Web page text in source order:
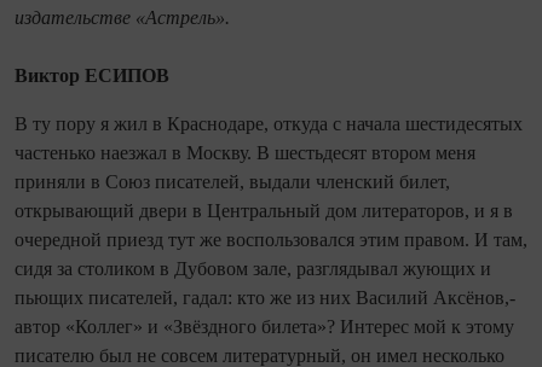
издательстве «Астрель».
Виктор ЕСИПОВ
В ту пору я жил в Краснодаре, откуда с начала шестидесятых
частенько наезжал в Москву. В шестьдесят втором меня
приняли в Союз писателей, выдали членский билет,
открывающий двери в Центральный дом литераторов, и я в
очередной приезд тут же воспользовался этим правом. И там,
сидя за столиком в Дубовом зале, разглядывал жующих и
пьющих писателей, гадал: кто же из них Василий Аксёнов,-
автор «Коллег» и «Звёздного билета»? Интерес мой к этому
писателю был не совсем литературный, он имел несколько